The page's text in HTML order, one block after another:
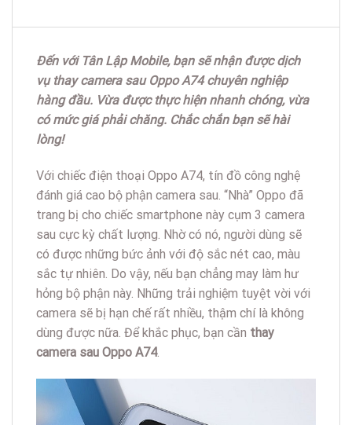
Đến với Tân Lập Mobile, bạn sẽ nhận được dịch
vụ thay camera sau Oppo A74 chuyên nghiệp
hàng đầu. Vừa được thực hiện nhanh chóng, vừa
có mức giá phải chăng. Chắc chắn bạn sẽ hài
lòng!
Với chiếc điện thoại Oppo A74, tín đồ công nghệ
đánh giá cao bộ phận camera sau. “Nhà” Oppo đã
trang bị cho chiếc smartphone này cụm 3 camera
sau cực kỳ chất lượng. Nhờ có nó, người dùng sẽ
có được những bức ảnh với độ sắc nét cao, màu
sắc tự nhiên. Do vậy, nếu bạn chẳng may làm hư
hỏng bộ phận này. Những trải nghiệm tuyệt vời với
camera sẽ bị hạn chế rất nhiều, thậm chí là không
dùng được nữa. Để khắc phục, bạn cần thay
camera sau Oppo A74.